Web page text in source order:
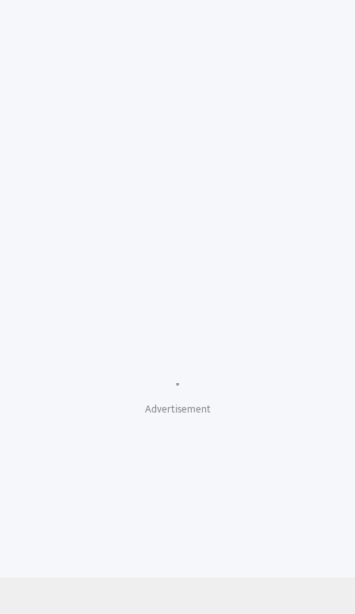
"
Advertisement